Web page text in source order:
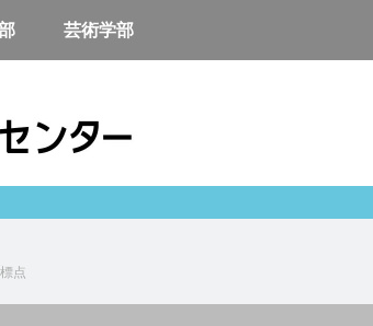
芸術学部
点